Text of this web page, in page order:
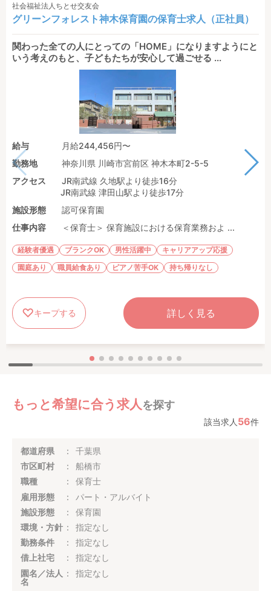
社会福祉法人ちとせ交友会
グリーンフォレスト神木保育園の保育士求人（正社員）
関わった全ての人にとっての「HOME」になりますようにと
いう考えのもと、子どもたちが安心して過ごせる ...
給与
月給244,456円〜
勤務地
神奈川県 川崎市宮前区 神木本町2-5-5
アクセス
JR南武線 久地駅より徒歩16分
JR南武線 津田山駅より徒歩17分
施設形態
認可保育園
仕事内容
＜保育士＞ 保育施設における保育業務およ ...
経験者優遇 ブランクOK 男性活躍中
キャリアアップ応援
園庭あり
職員給食あり ピアノ苦手OK 持ち帰りなし
キープする 詳しく見る
もっと希望に合う求人を探す
該当求人 56件
都道府県
千葉県
市区町村
船橋市
職種
保育士
雇用形態
パート・アルバイト
施設形態
保育園
環境・方針
指定なし
勤務条件
指定なし
借上社宅
指定なし
園名／法人
名
指定なし